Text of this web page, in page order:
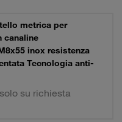
metrica per
canaline
inox resistenza
Tecnologia anti-
su richiesta